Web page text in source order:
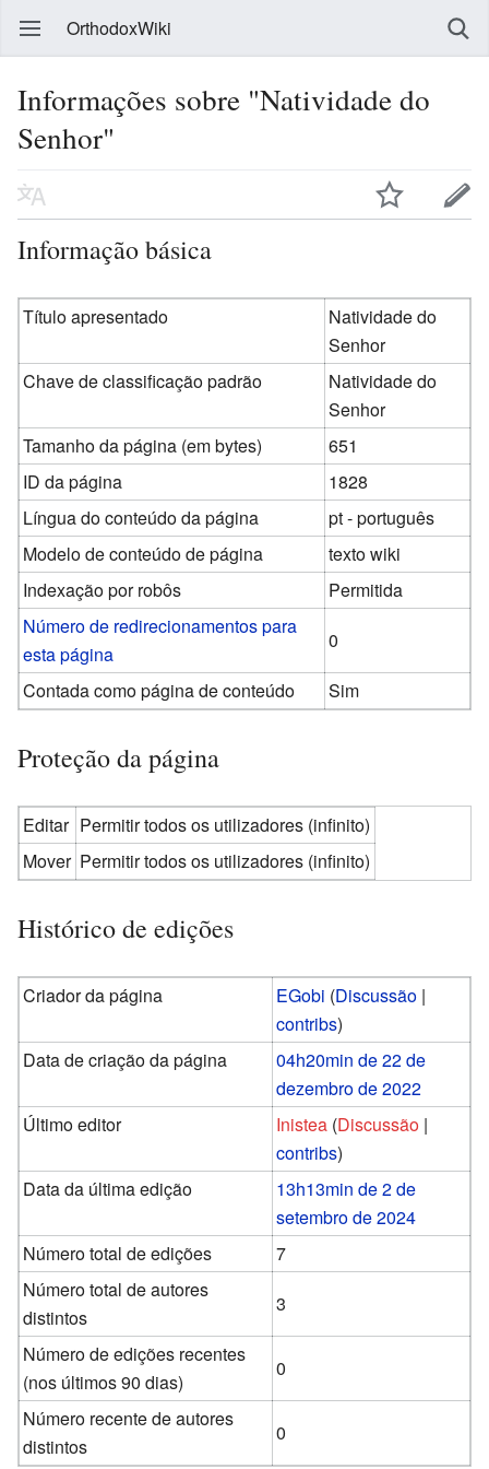
OrthodoxWiki
Informações sobre "Natividade do
Senhor"
Informação básica
Título apresentado
Natividade do
Senhor
Chave de classificação padrão
Natividade do
Senhor
Tamanho da página (em bytes)
651
ID da página
1828
Língua do conteúdo da página
pt - português
Modelo de conteúdo de página
texto wiki
Indexação por robôs
Permitida
Número de redirecionamentos para
esta página
0
Contada como página de conteúdo
Sim
Proteção da página
Editar Permitir todos os utilizadores (infinito)
Mover Permitir todos os utilizadores (infinito)
Histórico de edições
Criador da página EGobi (Discussão |
contribs)
Data de criação da página
04h20min de 22 de
dezembro de 2022
Último editor
Inistea (Discussão |
contribs)
Data da última edição
13h13min de 2 de
setembro de 2024
Número total de edições
7
Número total de autores
distintos
3
Número de edições recentes
(nos últimos 90 dias)
0
Número recente de autores
distintos
0